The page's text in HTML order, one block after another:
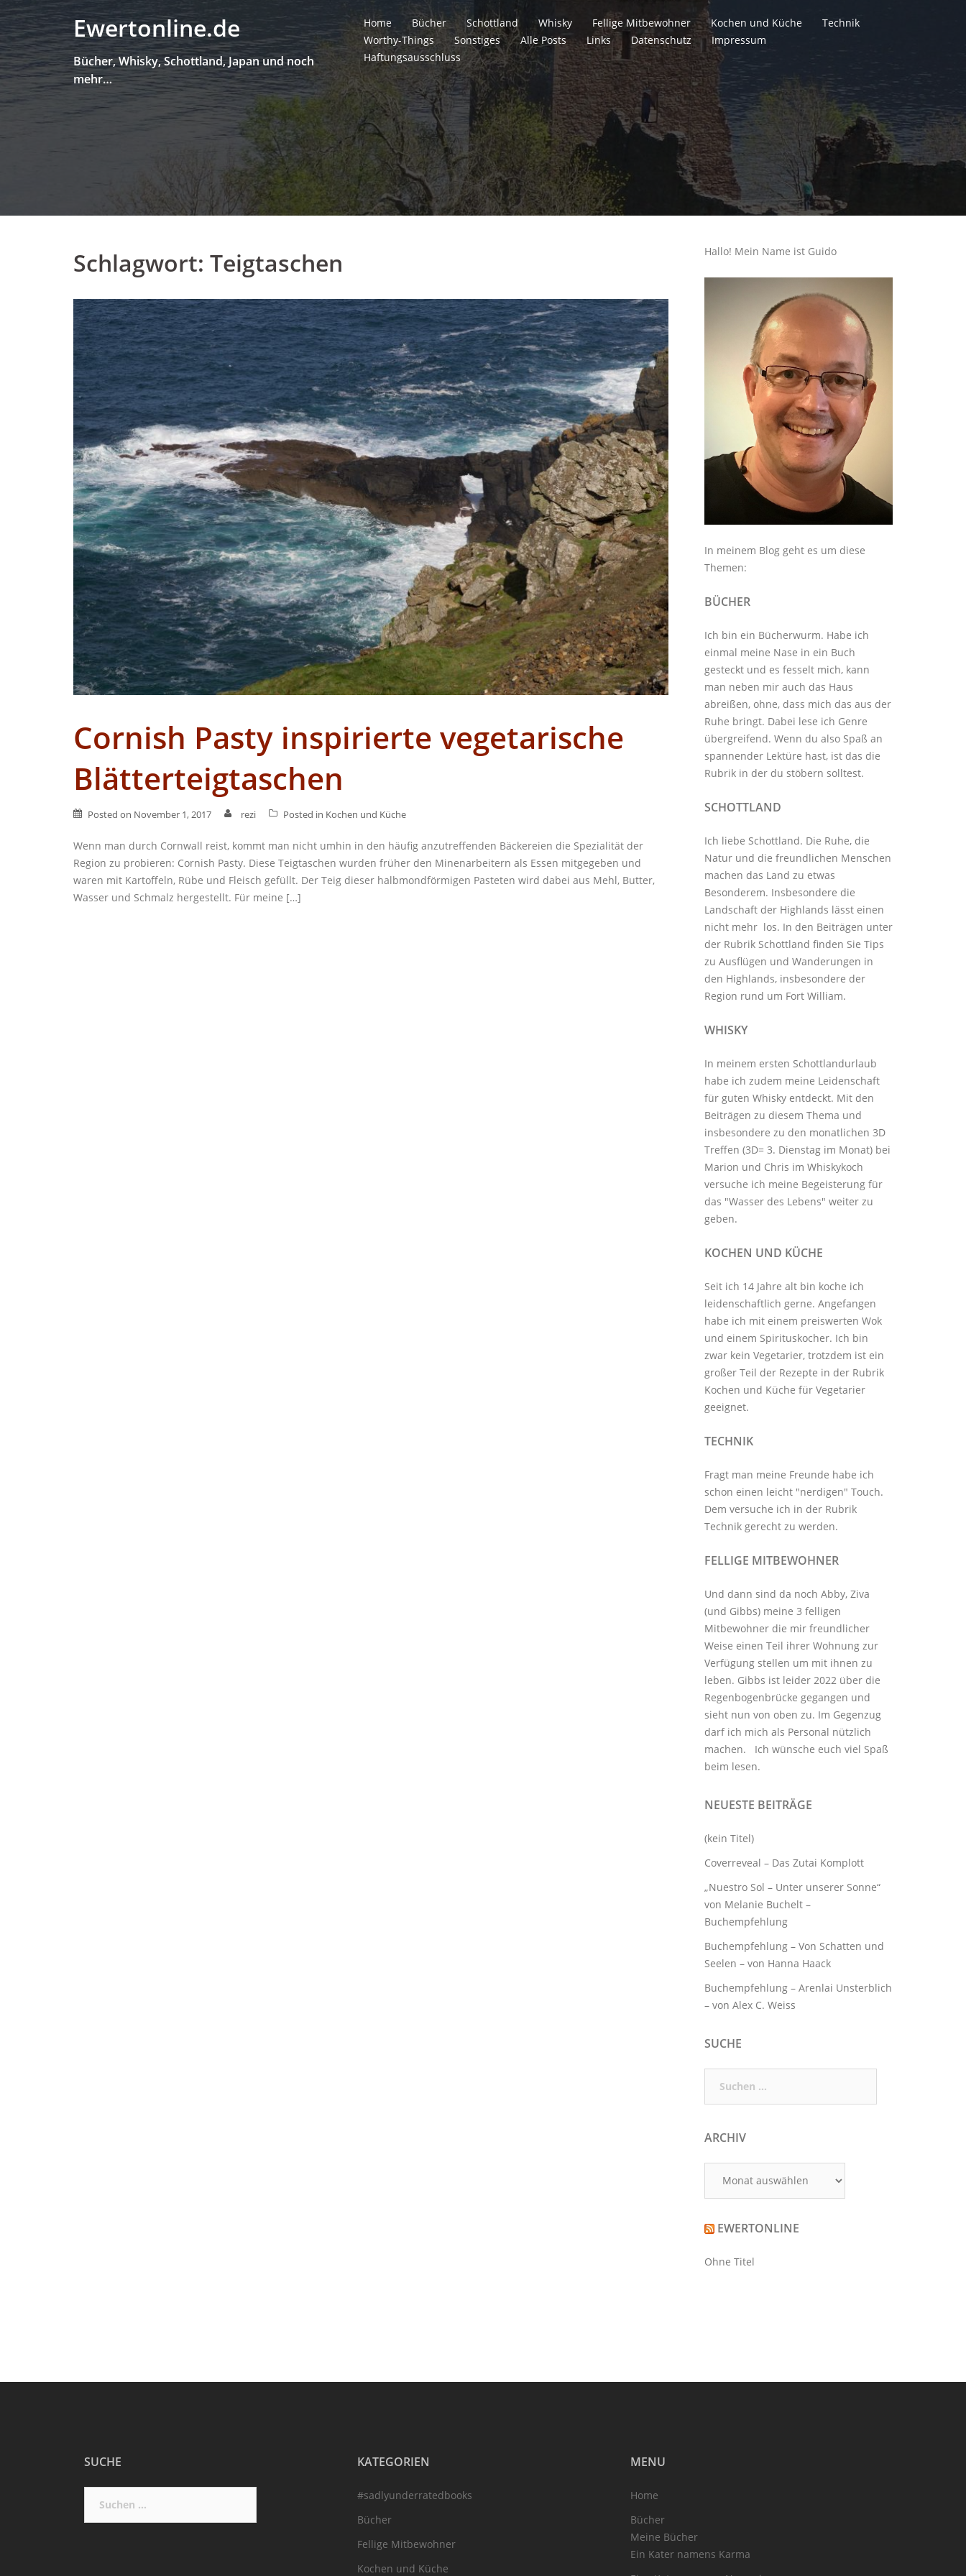
Skip
content
Ewertonline.de
Bücher, Whisky, Schottland, Japan und noch
mehr…
Home Bücher Schottland Whisky Fellige Mitbewohner Kochen und Küche
Technik
Worthy-Things
Sonstiges Alle Posts Links Datenschutz
Impressum
Haftungsausschluss
Schlagwort: Teigtaschen
Cornish Pasty inspirierte vegetarische
Blätterteigtaschen
Posted on November 1, 2017 rezi Posted in Kochen und Küche
Wenn man durch Cornwall reist, kommt man nicht umhin in den häufig anzutreffenden Bäckereien die Spezialität der
Region zu probieren: Cornish Pasty. Diese Teigtaschen wurden früher den Minenarbeitern als Essen mitgegeben und
waren mit Kartoffeln, Rübe und Fleisch gefüllt. Der Teig dieser halbmondförmigen Pasteten wird dabei aus Mehl, Butter,
Wasser und Schmalz hergestellt. Für meine […]
Hallo! Mein Name ist Guido
In meinem Blog geht es um diese
Themen:
BÜCHER
Ich bin ein Bücherwurm. Habe ich
einmal meine Nase in ein Buch
gesteckt und es fesselt mich, kann
man neben mir auch das Haus
abreißen, ohne, dass mich das aus der
Ruhe bringt. Dabei lese ich Genre
übergreifend. Wenn du also Spaß an
spannender Lektüre hast, ist das die
Rubrik in der du stöbern solltest.
SCHOTTLAND
Ich liebe Schottland. Die Ruhe, die
Natur und die freundlichen Menschen
machen das Land zu etwas
Besonderem. Insbesondere die
Landschaft der Highlands lässt einen
nicht mehr los. In den Beiträgen unter
der Rubrik Schottland finden Sie Tips
zu Ausflügen und Wanderungen in
den Highlands, insbesondere der
Region rund um Fort William.
WHISKY
In meinem ersten Schottlandurlaub
habe ich zudem meine Leidenschaft
für guten Whisky entdeckt. Mit den
Beiträgen zu diesem Thema und
insbesondere zu den monatlichen 3D
Treffen (3D= 3. Dienstag im Monat) bei
Marion und Chris im Whiskykoch
versuche ich meine Begeisterung für
das "Wasser des Lebens" weiter zu
geben.
KOCHEN UND KÜCHE
Seit ich 14 Jahre alt bin koche ich
leidenschaftlich gerne. Angefangen
habe ich mit einem preiswerten Wok
und einem Spirituskocher. Ich bin
zwar kein Vegetarier, trotzdem ist ein
großer Teil der Rezepte in der Rubrik
Kochen und Küche für Vegetarier
geeignet.
TECHNIK
Fragt man meine Freunde habe ich
schon einen leicht "nerdigen" Touch.
Dem versuche ich in der Rubrik
Technikgerecht zu werden.
FELLIGE MITBEWOHNER
Und dann sind da noch Abby, Ziva
(und Gibbs) meine 3 felligen
Mitbewohnerdie mir freundlicher
Weise einen Teil ihrer Wohnung zur
Verfügung stellen um mit ihnen zu
leben. Gibbs ist leider 2022 über die
Regenbogenbrücke gegangen und
sieht nun von oben zu. Im Gegenzug
darf ich mich als Personal nützlich
machen. Ich wünsche euch viel Spaß
beim lesen.
NEUESTE BEITRÄGE
(kein Titel)
Coverreveal – Das Zutai Komplott
„Nuestro Sol – Unter unserer Sonne“
von Melanie Buchelt –
Buchempfehlung
Buchempfehlung – Von Schatten und
Seelen – von Hanna Haack
Buchempfehlung – Arenlai Unsterblich
– von Alex C. Weiss
SUCHE
nach:
ARCHIV
EWERTONLINE
Ohne Titel
SUCHE
nach:
KATEGORIEN
#sadlyunderratedbooks
Bücher
Fellige Mitbewohner
Kochen und Küche
MENU
Home
Bücher
Meine Bücher
Ein Kater namens Karma